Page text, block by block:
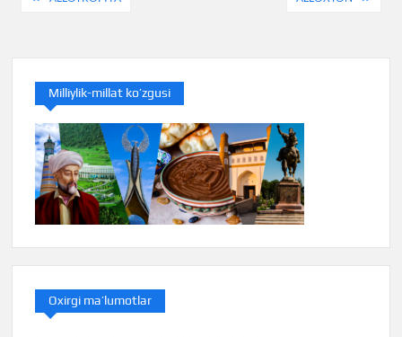
Milliylik-millat ko’zgusi
Oxirgi ma’lumotlar